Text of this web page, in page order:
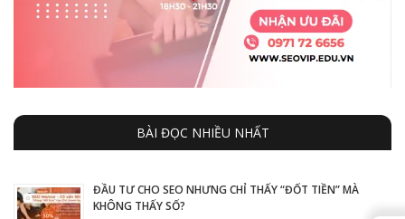
BÀI ĐỌC NHIỀU NHẤT
ĐẦU TƯ CHO SEO NHƯNG CHỈ THẤY “ĐỐT TIỀN” MÀ
KHÔNG THẤY SỐ?